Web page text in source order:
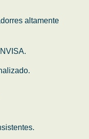
altamente